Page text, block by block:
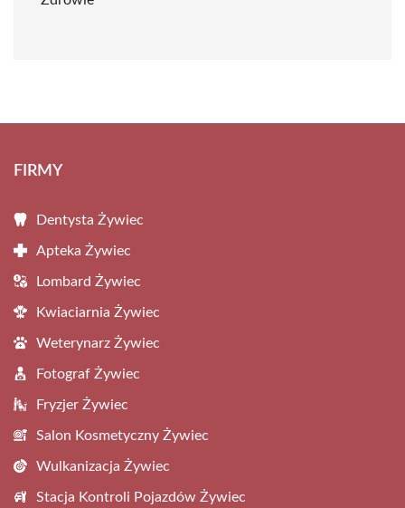
FIRMY
Dentysta Żywiec
Apteka Żywiec
Lombard Żywiec
Kwiaciarnia Żywiec
Weterynarz Żywiec
Fotograf Żywiec
Fryzjer Żywiec
Salon Kosmetyczny Żywiec
Wulkanizacja Żywiec
Stacja Kontroli Pojazdów Żywiec